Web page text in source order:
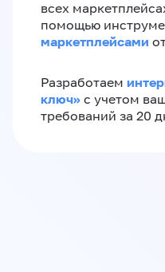
всех
помощью
маркетплейсами
Разработаем
ключ»‎ с учетом
требований за 20